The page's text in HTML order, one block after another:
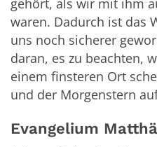
waren. Dadurch ist das
uns noch sicherer
daran, es zu beachten,
einem finsteren Ort
und der Morgenstern
Evangelium